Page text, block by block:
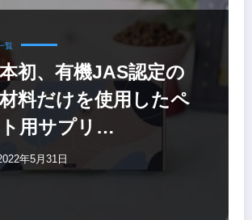
覧
初、有機JAS認定の
料だけを使用したペ
用サプリ
」
年5月31日